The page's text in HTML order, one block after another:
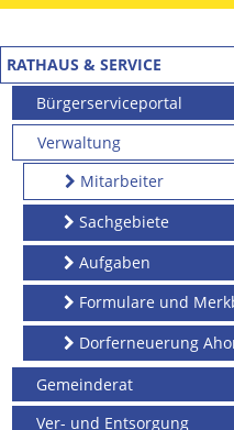
RATHAUS & SERVICE
Bürgerserviceportal
Verwaltung
Mitarbeiter
Sachgebiete
Aufgaben
Formulare und
Dorferneuerung
Gemeinderat
Ver- und Entsorgung